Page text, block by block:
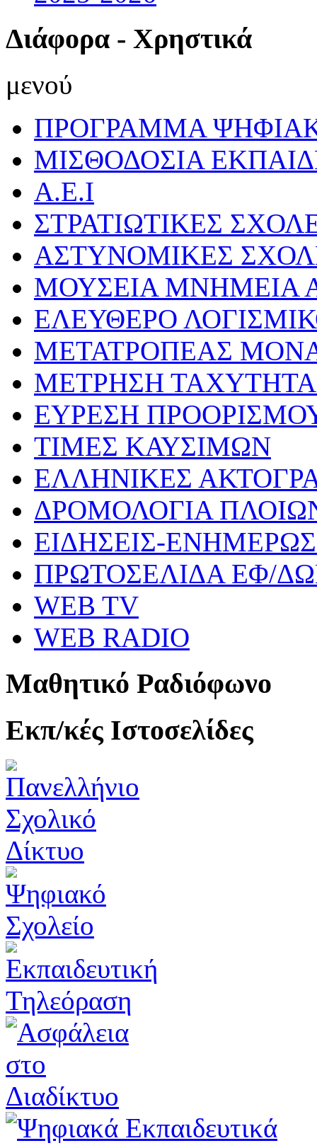
Διάφορα - Χρηστικά
μενού
ΠΡΟΓΡΑΜΜΑ
ΜΙΣΘΟΔΟΣΙΑ
Α.Ε.Ι
ΣΤΡΑΤΙΩΤΙΚΕΣ
ΑΣΤΥΝΟΜΙΚΕΣ
ΜΟΥΣΕΙΑ ΜΝΗΜΕΙΑ
ΕΛΕΥΘΕΡΟ
ΜΕΤΑΤΡΟΠΕΑΣ
ΜΕΤΡΗΣΗ
ΕΥΡΕΣΗ
ΤΙΜΕΣ ΚΑΥΣΙΜΩΝ
ΕΛΛΗΝΙΚΕΣ
ΔΡΟΜΟΛΟΓΙΑ
ΕΙΔΗΣΕΙΣ-
ΠΡΩΤΟΣΕΛΙΔΑ ΕΦ/
WEB TV
WEB RADIO
Μαθητικό Ραδιόφωνο
Εκπ/κές Ιστοσελίδες